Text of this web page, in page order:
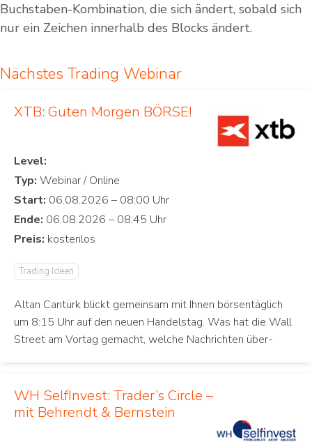
Buchstaben-Kombination, die sich ändert, sobald sich
nur ein Zeichen innerhalb des Blocks ändert.
Nächstes Trading Webinar
XTB: Guten Morgen BÖRSE!
Level:
Typ:
Start:
Ende:
Preis:
Trading Ideen
Altan Cantürk blickt gemeinsam mit Ihnen börsentäglich
um 8:15 Uhr auf den neuen Handelstag. Was hat die Wall
Street am Vortag gemacht, welche Nachrichten über-
WH SelfInvest: Trader‘s Circle –
mit Behrendt & Bernstein